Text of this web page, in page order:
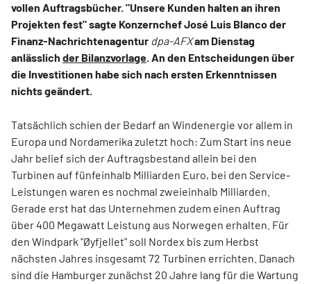
vollen Auftragsbücher. "Unsere Kunden halten an ihren
Projekten fest" sagte Konzernchef José Luis Blanco der
Finanz-Nachrichtenagentur dpa-AFXam Dienstag
anlässlich der Bilanzvorlage. An den Entscheidungen über
die Investitionen habe sich nach ersten Erkenntnissen
nichts geändert.
Tatsächlich schien der Bedarf an Windenergie vor allem in
Europa und Nordamerika zuletzt hoch: Zum Start ins neue
Jahr belief sich der Auftragsbestand allein bei den
Turbinen auf fünfeinhalb Milliarden Euro, bei den Service-
Leistungen waren es nochmal zweieinhalb Milliarden.
Gerade erst hat das Unternehmen zudem einen Auftrag
über 400 Megawatt Leistung aus Norwegen erhalten. Für
den Windpark "Øyfjellet" soll Nordex bis zum Herbst
nächsten Jahres insgesamt 72 Turbinen errichten. Danach
sind die Hamburger zunächst 20 Jahre lang für die Wartung